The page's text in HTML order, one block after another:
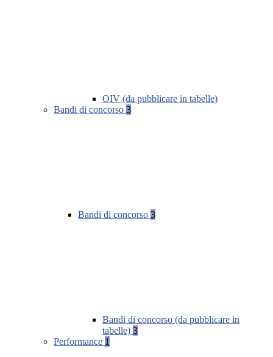
OIV (da pubblicare in tabelle)
Bandi di concorso 3
Bandi di concorso 3
Bandi di concorso (da pubblicare in
tabelle) 3
Performance 1